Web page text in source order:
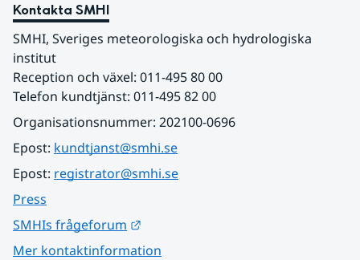
Kontakta SMHI
SMHI, Sveriges meteorologiska och hydrologiska
institut
Reception och växel: 011-495 80 00
Telefon kundtjänst: 011-495 82 00
Organisationsnummer: 202100-0696
Epost: kundtjanst@smhi.se
Epost: registrator@smhi.se
Press
SMHIs frågeforum
Mer kontaktinformation